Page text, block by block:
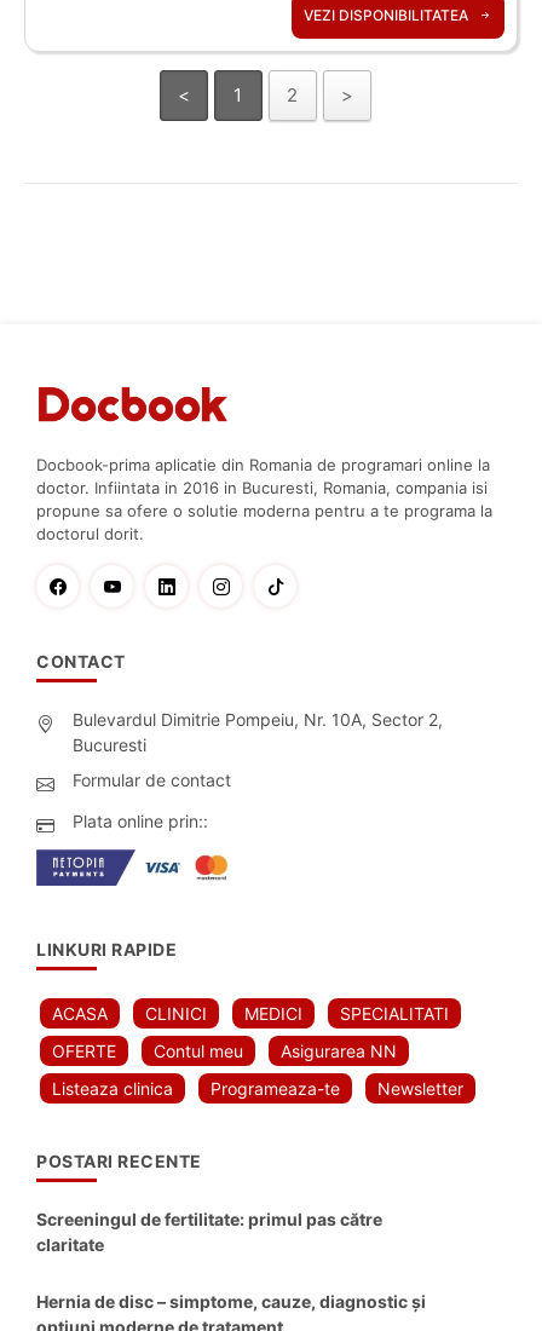
VEZI DISPONIBILITATEA
< 1 2 >
Docbook-prima aplicatie din Romania de programari online la
doctor. Infiintata in 2016 in Bucuresti, Romania, compania isi
propune sa ofere o solutie moderna pentru a te programa la
doctorul dorit.
CONTACT
Bulevardul Dimitrie Pompeiu, Nr. 10A, Sector 2,
Bucuresti
Formular de contact
Plata online prin::
LINKURI RAPIDE
ACASA CLINICI MEDICI
SPECIALITATI
OFERTE
Contul meu
Asigurarea NN
Listeaza clinica
Programeaza-te Newsletter
POSTARI RECENTE
Screeningul de fertilitate: primul pas către
claritate
Hernia de disc – simptome, cauze, diagnostic și